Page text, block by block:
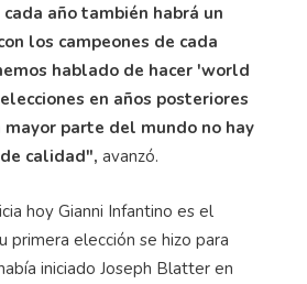
año también habrá un
los campeones de cada
hablado de hacer 'world
en años posteriores
parte del mundo no hay
calidad", avanzó.
hoy Gianni Infantino es el
primera elección se hizo para
iniciado Joseph Blatter en